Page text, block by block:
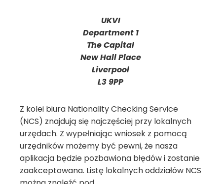
UKVI
Department 1
The Capital
New Hall Place
Liverpool
L3 9PP
Z kolei biura Nationality Checking Service
(NCS) znajdują się najczęściej przy lokalnych
urzędach. Z wypełniając wniosek z pomocą
urzędników możemy być pewni, że nasza
aplikacja będzie pozbawiona błędów i zostanie
zaakceptowana. Listę lokalnych oddziałów NCS